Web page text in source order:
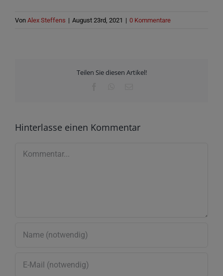
Von Alex Steffens | August 23rd, 2021 | 0 Kommentare
Teilen Sie diesen Artikel!
Hinterlasse einen Kommentar